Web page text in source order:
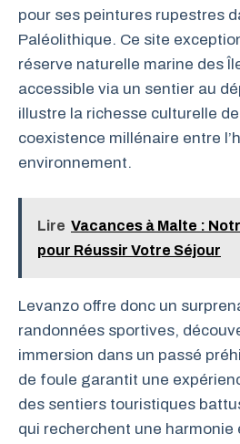
pour ses peintures rupestres
Paléolithique. Ce site
réserve naturelle marine des
accessible via un sentier au
illustre la richesse culturelle de
coexistence millénaire entre
environnement.
Lire Vacances à Malte :
pour Réussir Votre Séjour
Levanzo offre donc un
randonnées sportives,
immersion dans un passé
de foule garantit une
des sentiers touristiques
qui recherchent une harmonie